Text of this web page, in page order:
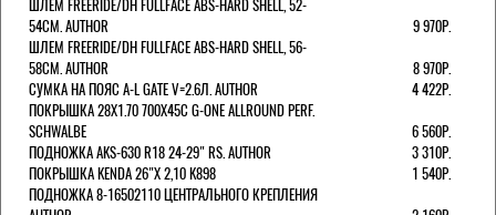
ШЛЕМ FREERIDE/DH FULLFACE ABS-HARD SHELL, 52-
54СМ. AUTHOR
9 970Р.
ШЛЕМ FREERIDE/DH FULLFACE ABS-HARD SHELL, 56-
58СМ. AUTHOR
8 970Р.
СУМКА НА ПОЯС A-L GATE V=2.6Л. AUTHOR
4 422Р.
ПОКРЫШКА 28X1.70 700X45C G-ONE ALLROUND PERF.
SCHWALBE
6 560Р.
ПОДНОЖКА AKS-630 R18 24-29" RS. AUTHOR
3 310Р.
ПОКРЫШКА KENDA 26"Х 2,10 K898
1 540Р.
ПОДНОЖКА 8-16502110 ЦЕНТРАЛЬНОГО КРЕПЛЕНИЯ